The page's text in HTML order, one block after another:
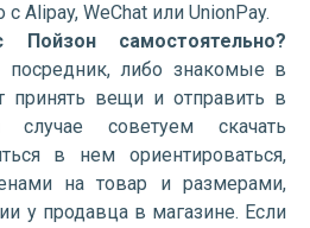
Alipay, WeChat или UnionPay.
самостоятельно?
посредник, либо знакомые в
принять вещи и отправить в
советуем скачать
в нем ориентироваться,
на товар и размерами,
у продавца в магазине. Если